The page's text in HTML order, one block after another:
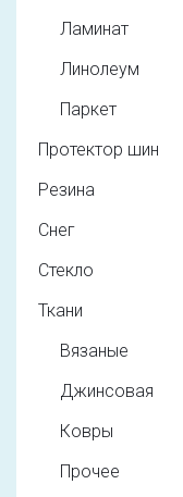
Ламинат
Линолеум
Паркет
Протектор шин
Резина
Снег
Стекло
Ткани
Вязаные
Джинсовая
Ковры
Прочее